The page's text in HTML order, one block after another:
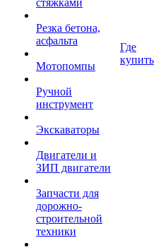
стяжками
Резка бетона,
асфальта
Мотопомпы
Ручной
инструмент
Экскаваторы
Двигатели и
ЗИП двигатели
Запчасти для
дорожно-
строительной
техники
Где
купить